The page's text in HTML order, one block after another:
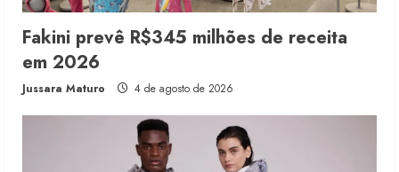
Fakini prevê R$345 milhões de receita
em 2026
Jussara Maturo 4 de agosto de 2026